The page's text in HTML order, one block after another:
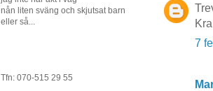
7
nån liten sväng och skjutsat barn
eller så...
Tfn: 070-515 29 55